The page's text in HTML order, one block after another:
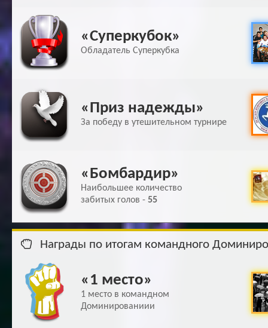
«Суперкубок»
Обладатель Суперкубка
«Приз надежды»
За победу в утешительном турнире
«Бомбардир»
Наибольшее количество
забитых голов - 55
Награды по итогам командного
«1 место»
1 место в командном
Доминированиии